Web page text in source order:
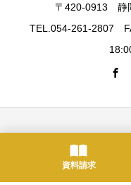
〒420-0913 静
TEL.054-261-2807
プライバシーポリシー
資料請求